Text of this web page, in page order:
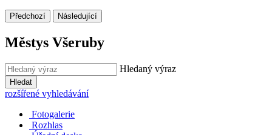
Předchozí Následující
Městys Všeruby
Hledaný výraz
Hledat
rozšířené vyhledávání
Fotogalerie
Rozhlas